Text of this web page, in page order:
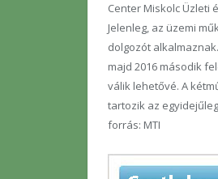
Center Miskolc Üzleti
Jelenleg, az üzemi
dolgozót
majd 2016 második
válik lehetővé. A
tartozik az
forrás: MTI